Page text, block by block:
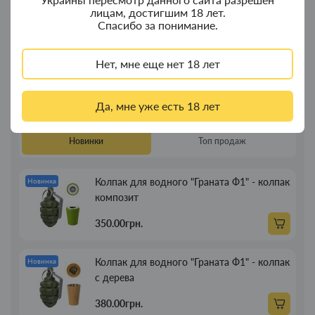
лицам, достигшим 18 лет.
Спасибо за понимание.
Нет, мне еще нет 18 лет
Да, мне уже есть 18 лет
Объем: 2 мл
Сопротивление: 0.6Ω / 0.8Ω (SS Mesh)
Производитель: OXVA
Отличный выбор для тех, кто ценит стабильность,
вкус и комфорт в ежедневном использовании.
Новинки Топ продаж
Новинка
Колпак для водного "Граната Ф1" - колпак
композит
350.00грн.
Новинка
Колпак для водного "Граната Ф1" - колпак
с дерева
380.00грн.